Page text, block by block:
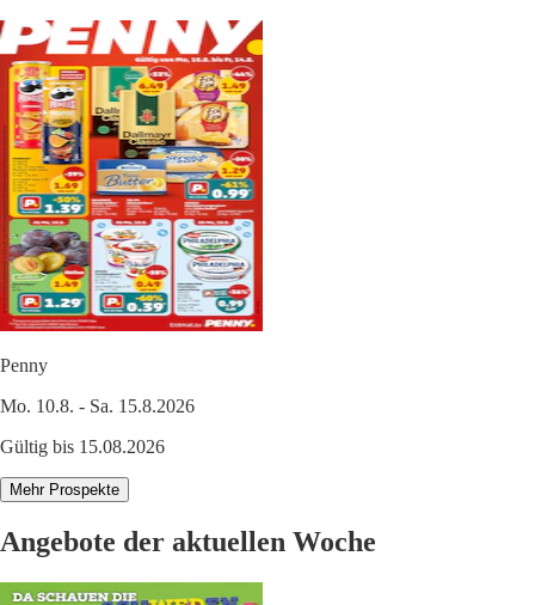
Penny
Mo. 10.8. - Sa. 15.8.2026
Gültig bis 15.08.2026
Mehr Prospekte
Angebote der aktuellen Woche